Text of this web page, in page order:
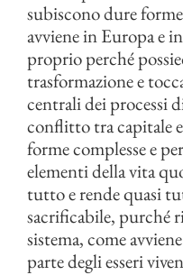
subiscono dure
avviene in Europa e
proprio perché
trasformazione e
centrali dei processi
conflitto tra capitale
forme complesse e
elementi della vita
tutto e rende quasi
sacrificabile, purché
sistema, come
parte degli esseri